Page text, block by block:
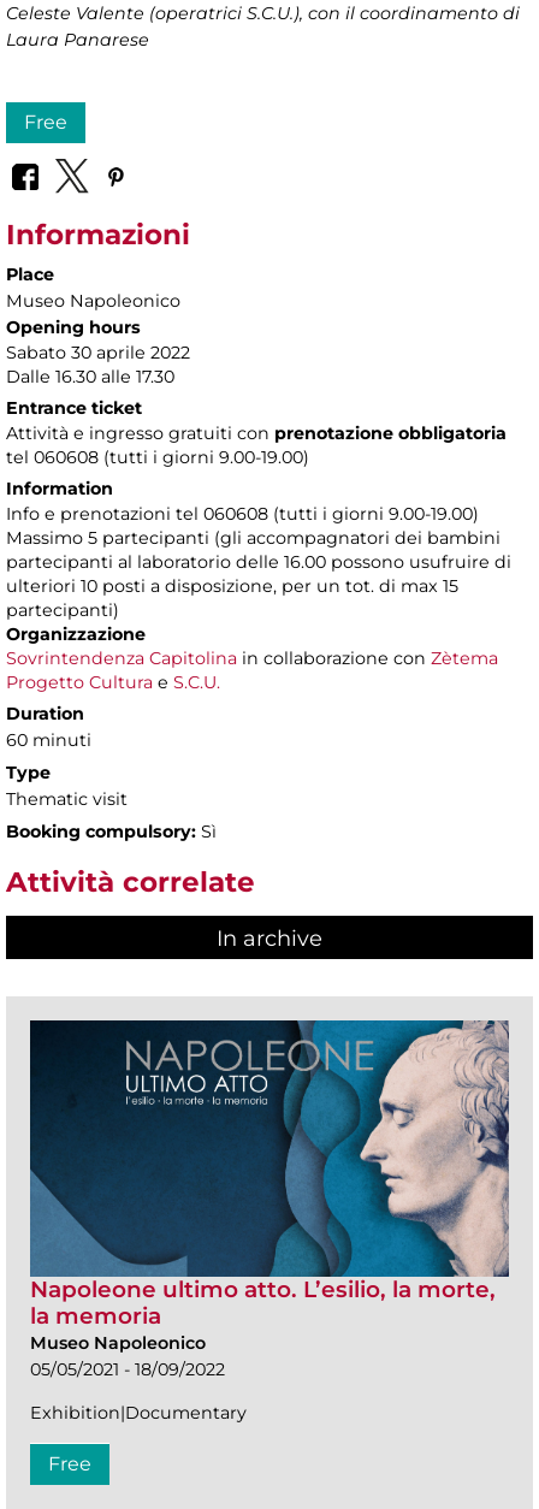
Celeste Valente (operatrici S.C.U.), con il coordinamento di
Laura Panarese
Free
Informazioni
Place
Museo Napoleonico
Opening hours
Sabato 30 aprile 2022
Dalle 16.30 alle 17.30
Entrance ticket
Attività e ingresso gratuiti con prenotazione obbligatoria
tel 060608 (tutti i giorni 9.00-19.00)
Information
Info e prenotazioni tel 060608 (tutti i giorni 9.00-19.00)
Massimo 5 partecipanti (gli accompagnatori dei bambini
partecipanti al laboratorio delle 16.00 possono usufruire di
ulteriori 10 posti a disposizione, per un tot. di max 15
partecipanti)
Organizzazione
Sovrintendenza Capitolina in collaborazione con Zètema
Progetto Cultura e S.C.U.
Duration
60 minuti
Type
Thematic visit
Booking compulsory: Sì
Attività correlate
In archive
Napoleone ultimo atto. L’esilio, la morte,
la memoria
Museo Napoleonico
05/05/2021 - 18/09/2022
Exhibition|Documentary
Free